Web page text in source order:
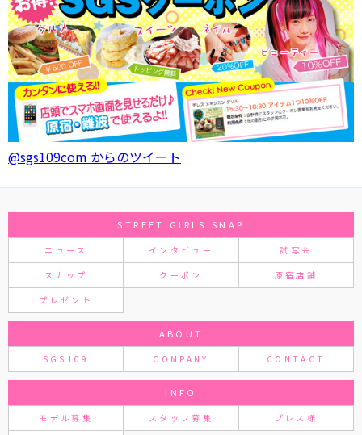
@sgs109com からのツイート
STREET GIRLS SNAP
ニュース インタビュー 試写会
スナップ クーポン 原宿店舗
プレゼント
ABOUT
SGS109 COMPANY CONTACT
INFO
モデル募集 スタッフ募集 プレス様